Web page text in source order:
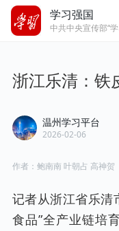
学习强国
中共中央宣传部“
浙江乐清：铁
温州学习平台
2026-02-06
作者： 鲍南南 叶朝占 高神贺
记者从浙江省乐清
食品”全产业链培